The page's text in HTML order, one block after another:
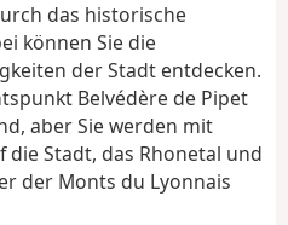
i
o
das historische
können Sie die
der Stadt entdecken.
Belvédère de Pipet
aber Sie werden mit
Stadt, das Rhonetal und
der Monts du Lyonnais